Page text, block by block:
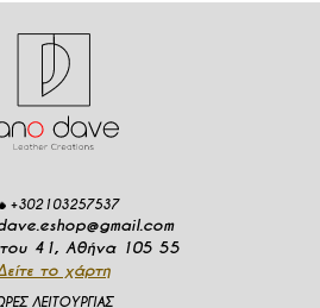
+302103257537
41, Αθήνα 105 55
το χάρτη
ΛΕΙΤΟΥΡΓΙΑΣ